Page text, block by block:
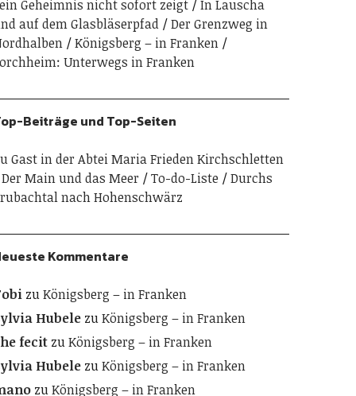
Geheimnis nicht sofort zeigt
In Lauscha
auf dem Glasbläserpfad
Der Grenzweg in
Königsberg – in Franken
Unterwegs in Franken
Beiträge und Top-Seiten
Gast in der Abtei Maria Frieden Kirchschletten
Der Main und das Meer
To-do-Liste
Durchs
nach Hohenschwärz
Kommentare
zuKönigsberg – in Franken
HubelezuKönigsberg – in Franken
fecitzuKönigsberg – in Franken
HubelezuKönigsberg – in Franken
zuKönigsberg – in Franken